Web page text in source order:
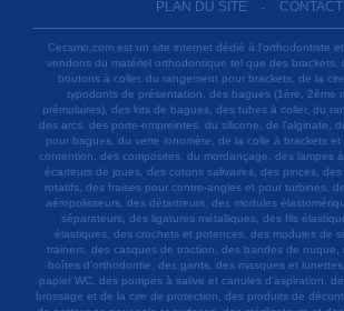
PLAN DU SITE - CONTACT
Cecsmo.com est un site internet dédié à l'orthodontiste
vendons du matériel orthodontique tel que des brackets,
boutons à coller, du rangement pour brackets, de la
typodonts de présentation, des bagues (1ère, 2ème
prémolaires), des kits de bagues, des tubes à coller, du
des arcs, des porte-empreintes, du silicone, de l'alginate,
pour bagues, du verre ionomère, de la colle à brackets et
contention, des composites, du mordançage, des lampes
écarteurs de joues, des cotons salivaires, des pinces,
rotatifs, des fraises pour contre-angles et pour turbines,
aéropolisseurs, des détartreurs, des modules
séparateurs, des ligatures métalliques, des fils
élastiques, des crochets et potences, des modules de
trainers, des casques de traction, des bandes de nuque,
boîtes d'orthodontie, des gants, des masques et
papier WC, des pompes à salive et canules d'aspiration,
brossage et de la cire de protection, des produits de